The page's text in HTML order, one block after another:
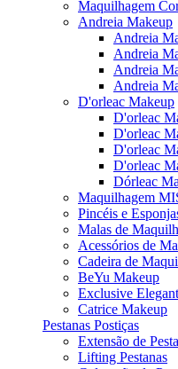
Maquilhagem
Andreia Makeup
Andreia
Andreia
Andreia
Andreia
D'orleac Makeup
D'orleac
D'orleac
D'orleac
D'orleac
Dórleac
Maquilhagem
Pincéis e
Malas de
Acessórios de
Cadeira de
BeYu Makeup
Exclusive
Catrice Makeup
Pestanas Postiças
Extensão de
Lifting Pestanas